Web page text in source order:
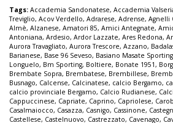
Tags: Accademia Sandonatese, Accademia
Treviglio, Acov Verdello, Adrarese, Adrense, Agnelli
Almè, Alzanese, Amatori 85, Amici Antegnate,
Antoniana, Ardesio, Ardor Lazzate, Ares Redona,
Aurora Travagliato, Aurora Trescore, Azzano,
Barianese, Base 96 Seveso, Basiano Masate Sporting
Longuelo, Bm Sporting, Boltiere, Bonate 1951,
Brembate Sopra, Brembatese, Brembillese,
Busnago, Calcense, Calcinatese, calcio Bergamo,
calcio provinciale Bergamo, Calcio Rudianese,
Cappuccinese, Capriate, Caprino, Capriolese,
Casalmaiocco, Casazza, Casnigo, Cassinone,
Castellese, Castelnuovo, Castrezzato, Cavenago,